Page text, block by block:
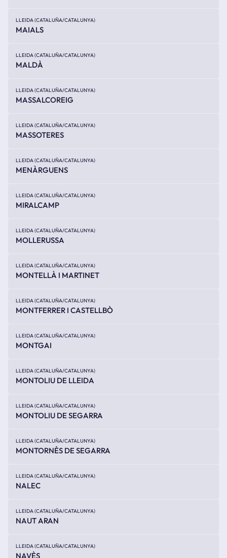
LLEIDA (CATALUÑA/CATALUNYA)
MAIALS
LLEIDA (CATALUÑA/CATALUNYA)
MALDÀ
LLEIDA (CATALUÑA/CATALUNYA)
MASSALCOREIG
LLEIDA (CATALUÑA/CATALUNYA)
MASSOTERES
LLEIDA (CATALUÑA/CATALUNYA)
MENÀRGUENS
LLEIDA (CATALUÑA/CATALUNYA)
MIRALCAMP
LLEIDA (CATALUÑA/CATALUNYA)
MOLLERUSSA
LLEIDA (CATALUÑA/CATALUNYA)
MONTELLÀ I MARTINET
LLEIDA (CATALUÑA/CATALUNYA)
MONTFERRER I CASTELLBÒ
LLEIDA (CATALUÑA/CATALUNYA)
MONTGAI
LLEIDA (CATALUÑA/CATALUNYA)
MONTOLIU DE LLEIDA
LLEIDA (CATALUÑA/CATALUNYA)
MONTOLIU DE SEGARRA
LLEIDA (CATALUÑA/CATALUNYA)
MONTORNÈS DE SEGARRA
LLEIDA (CATALUÑA/CATALUNYA)
NALEC
LLEIDA (CATALUÑA/CATALUNYA)
NAUT ARAN
LLEIDA (CATALUÑA/CATALUNYA)
NAVÈS